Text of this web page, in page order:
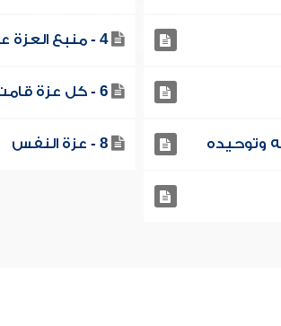
4 - منبع العزة عند المسلم
6 - كل عزة قامت على باطل لابد أن تزول
8 - عزة النفس